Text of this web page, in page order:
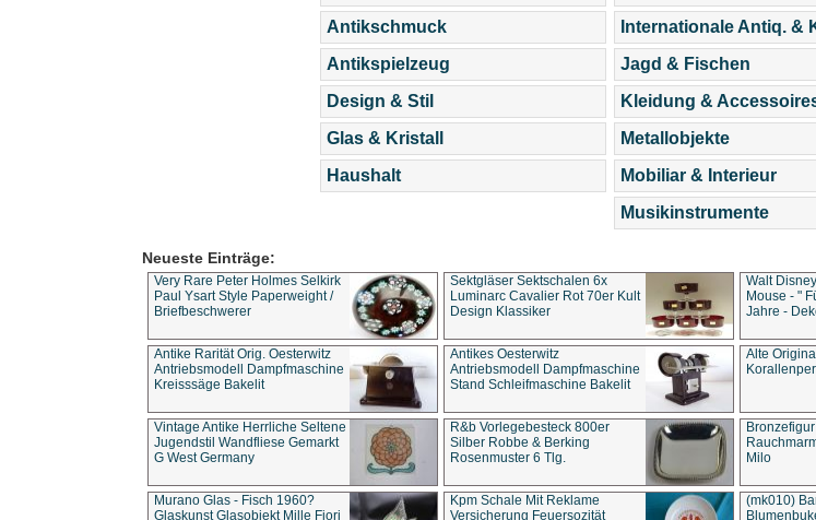
Antikschmuck
Antikspielzeug
Design & Stil
Glas & Kristall
Haushalt
Internationale Antiq. &
Jagd & Fischen
Kleidung &
Metallobjekte
Mobiliar & Interieur
Musikinstrumente
Neueste Einträge:
Very Rare Peter Holmes Selkirk
Paul Ysart Style Paperweight /
Briefbeschwerer
Sektgläser Sektschalen 6x
Luminarc Cavalier Rot 70er Kult
Design Klassiker
Walt
Mouse - "
Jahre -
Antike Rarität Orig. Oesterwitz
Antriebsmodell Dampfmaschine
Kreisssäge Bakelit
Antikes Oesterwitz
Antriebsmodell Dampfmaschine
Stand Schleifmaschine Bakelit
Alte
Vintage Antike Herrliche Seltene
Jugendstil Wandfliese Gemarkt
G West Germany
R&b Vorlegebesteck 800er
Silber Robbe & Berking
Rosenmuster 6 Tlg.
Milo
Murano Glas - Fisch 1960?
Glaskunst Glasobjekt Mille Fiori
Kpm Schale Mit Reklame
Versicherung Feuersozität
(mk010)